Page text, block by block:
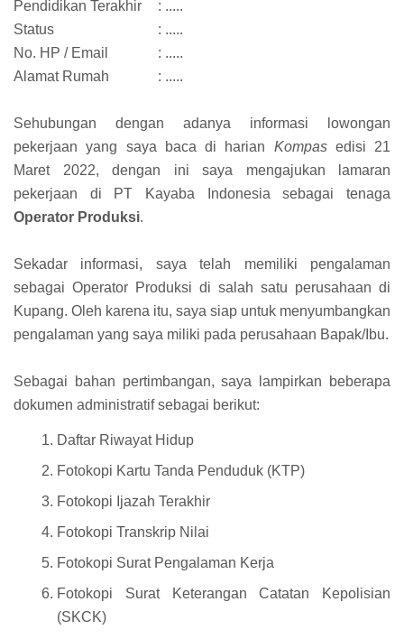
Pendidikan Terakhir
: .....
Status
: .....
No. HP / Email
: .....
Alamat Rumah
: .....
Sehubungan dengan adanya informasi lowongan
pekerjaan yang saya baca di harian Kompasedisi 21
Maret 2022, dengan ini saya mengajukan lamaran
pekerjaan di PT Kayaba Indonesia sebagai tenaga
Operator Produksi.
Sekadar informasi, saya telah memiliki pengalaman
sebagai Operator Produksi di salah satu perusahaan di
Kupang. Oleh karena itu, saya siap untuk menyumbangkan
pengalaman yang saya miliki pada perusahaan Bapak/Ibu.
Sebagai bahan pertimbangan, saya lampirkan beberapa
dokumen administratif sebagai berikut:
Daftar Riwayat Hidup
Fotokopi Kartu Tanda Penduduk (KTP)
Fotokopi Ijazah Terakhir
Fotokopi Transkrip Nilai
Fotokopi Surat Pengalaman Kerja
Fotokopi Surat Keterangan Catatan Kepolisian
(SKCK)